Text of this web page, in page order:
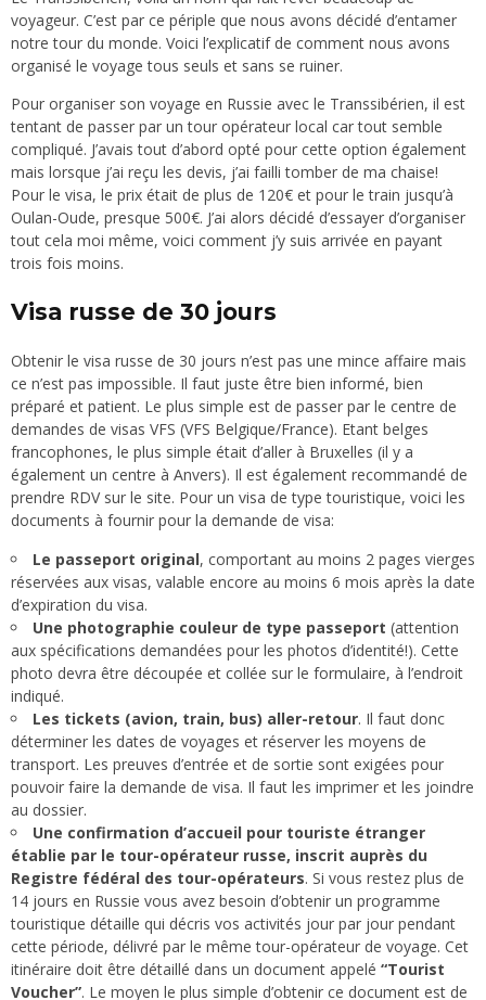
voyageur. C’est par ce périple que nous avons décidé d’entamer
notre tour du monde. Voici l’explicatif de comment nous avons
organisé le voyage tous seuls et sans se ruiner.
Pour organiser son voyage en Russie avec le Transsibérien, il est
tentant de passer par un tour opérateur local car tout semble
compliqué. J’avais tout d’abord opté pour cette option également
mais lorsque j’ai reçu les devis, j’ai failli tomber de ma chaise!
Pour le visa, le prix était de plus de 120€ et pour le train jusqu’à
Oulan-Oude, presque 500€. J’ai alors décidé d’essayer d’organiser
tout cela moi même, voici comment j’y suis arrivée en payant
trois fois moins.
Visa russe de 30 jours
Obtenir le visa russe de 30 jours n’est pas une mince affaire mais
ce n’est pas impossible. Il faut juste être bien informé, bien
préparé et patient. Le plus simple est de passer par le centre de
demandes de visas VFS (VFS Belgique/France). Etant belges
francophones, le plus simple était d’aller à Bruxelles (il y a
également un centre à Anvers). Il est également recommandé de
prendre RDV sur le site. Pour un visa de type touristique, voici les
documents à fournir pour la demande de visa:
Le passeport original, comportant au moins 2 pages vierges
réservées aux visas, valable encore au moins 6 mois après la date
d’expiration du visa.
Une photographie couleur de type passeport (attention
aux spécifications demandées pour les photos d’identité!). Cette
photo devra être découpée et collée sur le formulaire, à l’endroit
indiqué.
Les tickets (avion, train, bus) aller-retour. Il faut donc
déterminer les dates de voyages et réserver les moyens de
transport. Les preuves d’entrée et de sortie sont exigées pour
pouvoir faire la demande de visa. Il faut les imprimer et les joindre
au dossier.
Une confirmation d’accueil pour touriste étranger
établie par le tour-opérateur russe, inscrit auprès du
Registre fédéral des tour-opérateurs. Si vous restez plus de
14 jours en Russie vous avez besoin d’obtenir un programme
touristique détaille qui décris vos activités jour par jour pendant
cette période, délivré par le même tour-opérateur de voyage. Cet
itinéraire doit être détaillé dans un document appelé “Tourist
Voucher”. Le moyen le plus simple d’obtenir ce document est de